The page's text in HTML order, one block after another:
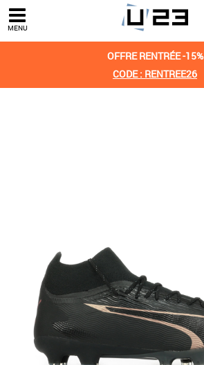
MENU
OFFRE RENTRÉE -15%
CODE : RENTREE26